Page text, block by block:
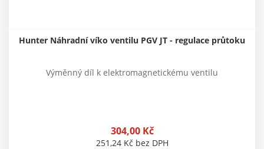
Hunter Náhradní víko ventilu PGV JT - regulace průtoku
Výměnný díl k elektromagnetickému ventilu
304,00 Kč
251,24 Kč bez DPH